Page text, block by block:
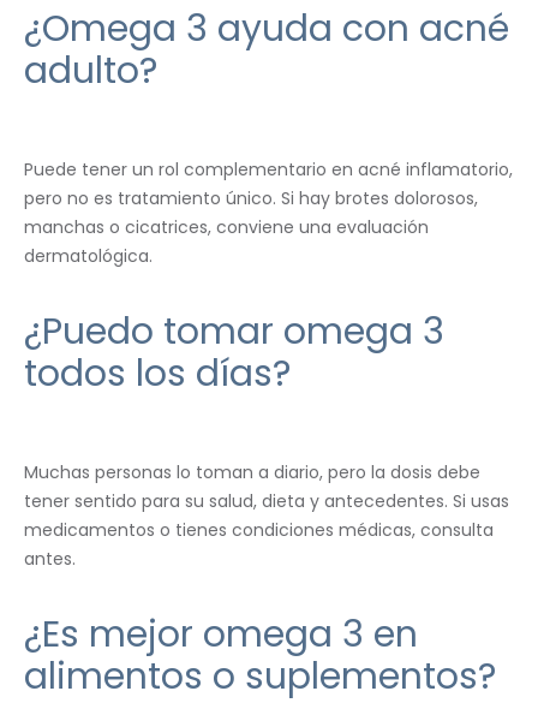
¿Omega 3 ayuda con acné
adulto?
Puede tener un rol complementario en acné inflamatorio,
pero no es tratamiento único. Si hay brotes dolorosos,
manchas o cicatrices, conviene una evaluación
dermatológica.
¿Puedo tomar omega 3
todos los días?
Muchas personas lo toman a diario, pero la dosis debe
tener sentido para su salud, dieta y antecedentes. Si usas
medicamentos o tienes condiciones médicas, consulta
antes.
¿Es mejor omega 3 en
alimentos o suplementos?